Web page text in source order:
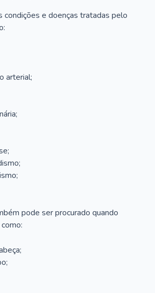
condições e doenças tratadas pelo
arterial;
pode ser procurado quando